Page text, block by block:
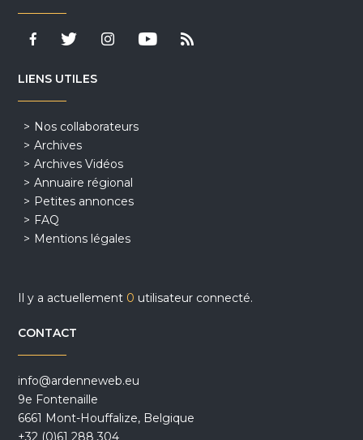
LIENS UTILES
Nos collaborateurs
Archives
Archives Vidéos
Annuaire régional
Petites annonces
FAQ
Mentions légales
Il y a actuellement 0 utilisateur connecté.
CONTACT
info@ardenneweb.eu
9e Fontenaille
6661 Mont-Houffalize, Belgique
+32 (0)61 288 304